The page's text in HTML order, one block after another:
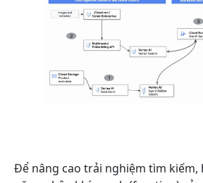
Để nâng cao trải nghiệm tìm kiếm,